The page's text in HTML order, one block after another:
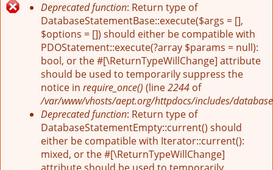
Mensaje de error
Deprecated function: Return type of
DatabaseStatementBase::execute($args = [],
$options = []) should either be compatible with
PDOStatement::execute(?array $params = null):
bool, or the #[\ReturnTypeWillChange] attribute
should be used to temporarily suppress the
notice in require_once() (line2244 of
/var/www/vhosts/aept.org/httpdocs/includes/
Deprecated function: Return type of
DatabaseStatementEmpty::current() should
either be compatible with Iterator::current():
mixed, or the #[\ReturnTypeWillChange]